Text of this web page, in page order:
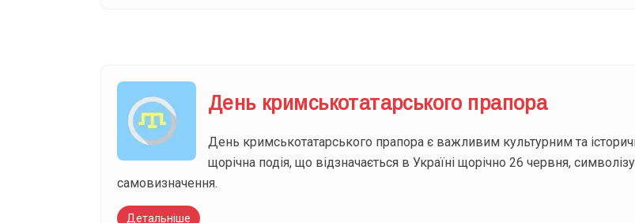
День кримськотатарського прапора
День кримськотатарського прапора є важливим культурним та
щорічна подія, що відзначається в Україні щорічно 26 червня,
самовизначення.
Детальніше